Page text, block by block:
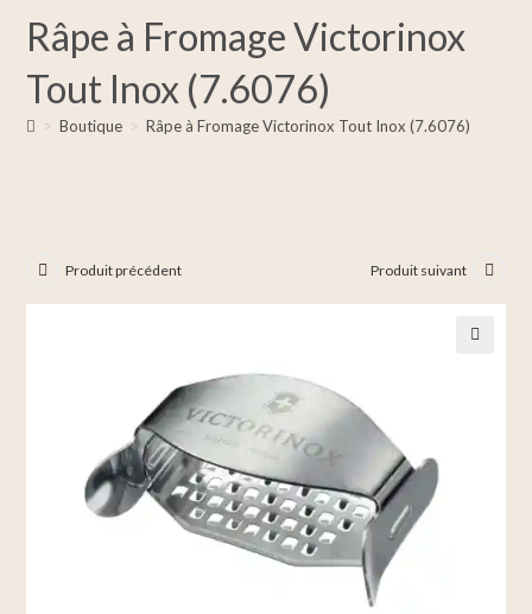
Râpe à Fromage Victorinox
Tout Inox (7.6076)
> Boutique > Râpe à Fromage Victorinox Tout Inox (7.6076)
Produit précédent Produit suivant